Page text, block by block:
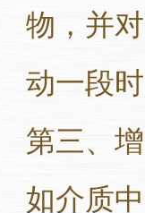
物，并
动一段
第三、
如介质